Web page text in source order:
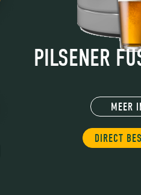
PILSENER
MEER
DIRECT